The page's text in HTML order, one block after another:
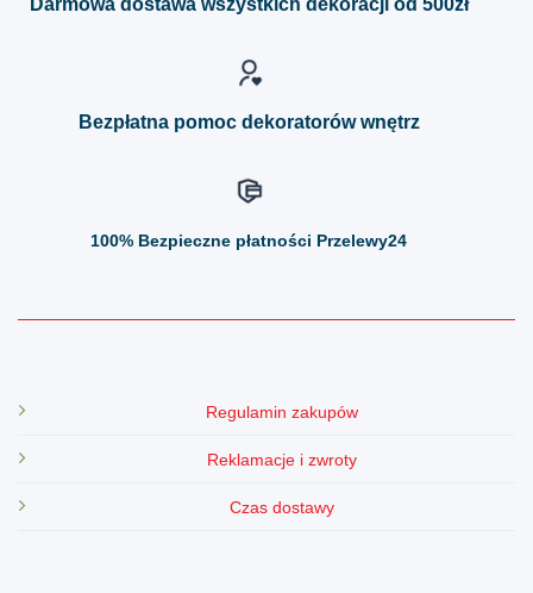
Bezpłatna pomoc dekoratorów wnętrz
100% Bezpieczne płatności Przelewy24
Regulamin zakupów
Reklamacje i zwroty
Czas dostawy